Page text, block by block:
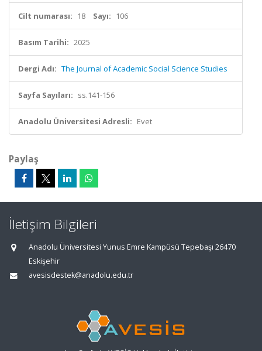
Cilt numarası: 18 Sayı: 106
Basım Tarihi: 2025
Dergi Adı: The Journal of Academic Social Science Studies
Sayfa Sayıları: ss.141-156
Anadolu Üniversitesi Adresli: Evet
Paylaş
İletişim Bilgileri
Anadolu Üniversitesi Yunus Emre Kampüsü Tepebaşı 26470
Eskişehir
avesisdestek@anadolu.edu.tr